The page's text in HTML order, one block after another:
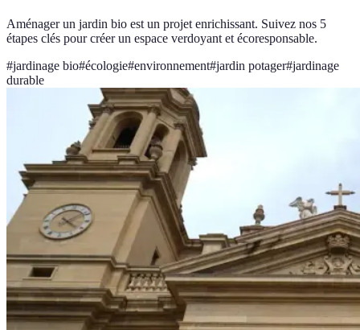
Aménager un jardin bio est un projet enrichissant. Suivez nos 5
étapes clés pour créer un espace verdoyant et écoresponsable.
#jardinage bio#écologie#environnement#jardin potager#jardinage
durable